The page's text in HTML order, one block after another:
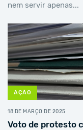
nem servir apenas...
AÇÃO
18 DE MARÇO DE 2025
Voto de protesto